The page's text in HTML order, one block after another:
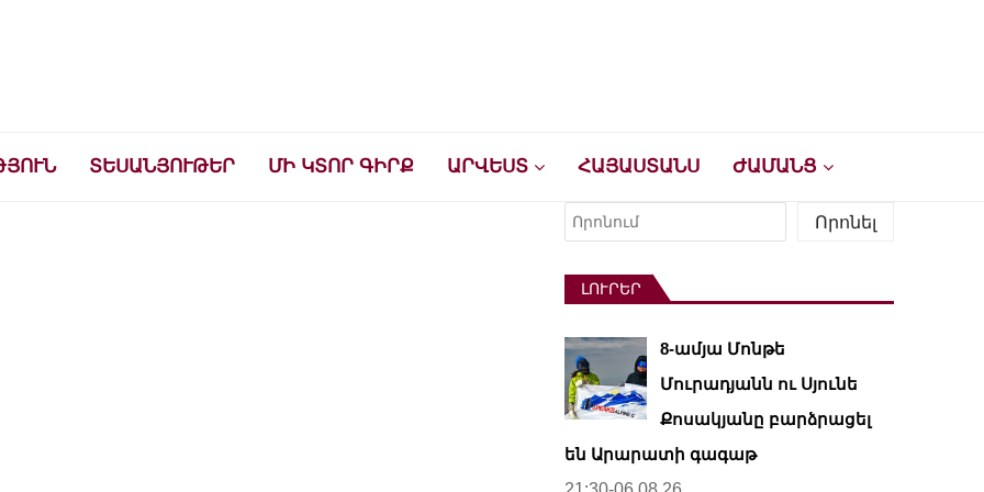
ՏԵՍԱՆՅՈՒԹԵՐ ՄԻ ԿՏՈՐ ԳԻՐՔ ԱՐՎԵՍՏ ՀԱՅԱՍՏԱՆՍ ԺԱՄԱՆՑ
Որոնել
Որոնել
ԼՈՒՐԵՐ
8-ամյա Մոնթե
Մուրադյանն ու Սյունե
Քոսակյանը բարձրացել
են Արարատի գագաթ